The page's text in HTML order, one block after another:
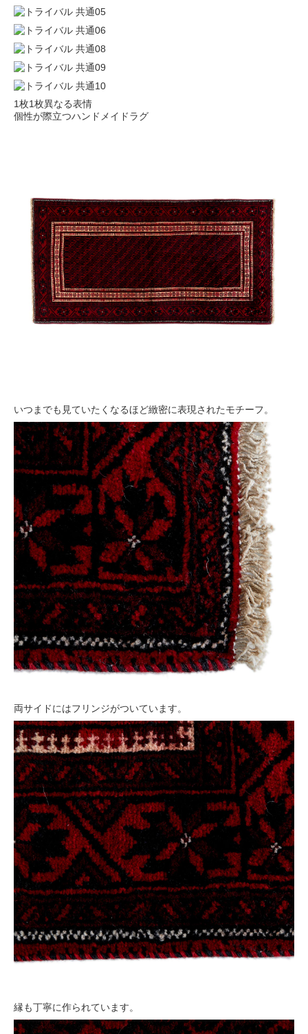
1枚1枚異なる表情
個性が際立つハンドメイドラグ
いつまでも見ていたくなるほど緻密に表現されたモチーフ。
両サイドにはフリンジがついています。
縁も丁寧に作られています。